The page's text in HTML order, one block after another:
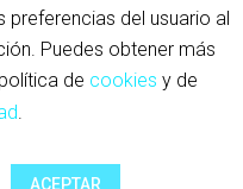
preferencias del usuario al
Puedes obtener más
de cookies y de
ACEPTAR